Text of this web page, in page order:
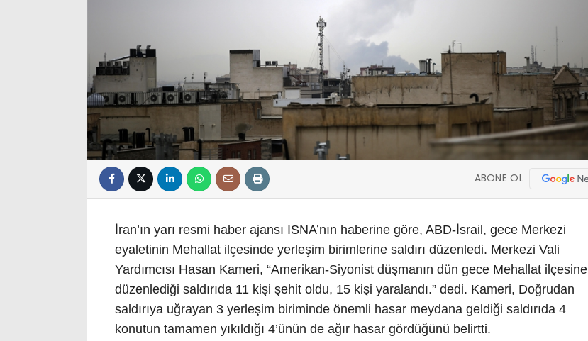
ABONE OL
İran’ın yarı resmi haber ajansı ISNA’nın haberine göre, ABD-İsrail, gece Merkezi
eyaletinin Mehallat ilçesinde yerleşim birimlerine saldırı düzenledi. Merkezi Vali
Yardımcısı Hasan Kameri, “Amerikan-Siyonist düşmanın dün gece Mehallat ilçesine
düzenlediği saldırıda 11 kişi şehit oldu, 15 kişi yaralandı.” dedi. Kameri, Doğrudan
saldırıya uğrayan 3 yerleşim biriminde önemli hasar meydana geldiği saldırıda 4
konutun tamamen yıkıldığı 4’ünün de ağır hasar gördüğünü belirtti.